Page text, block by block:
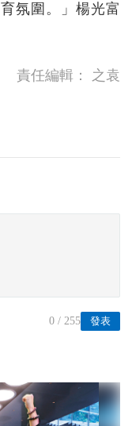
氛圍。」楊光富
責任編輯： 之袁
發表
0 / 255